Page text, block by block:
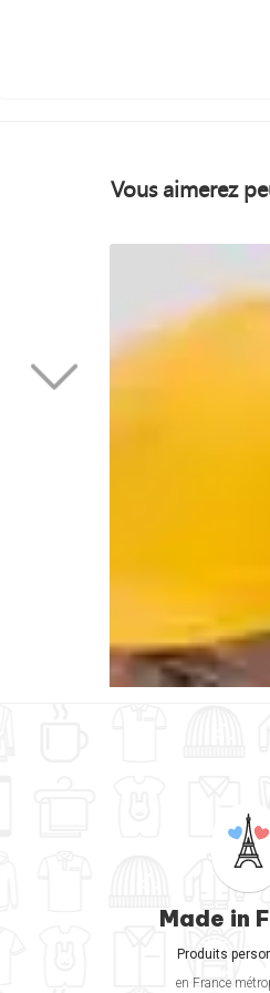
Vous aimerez
Made in
Produits
en France